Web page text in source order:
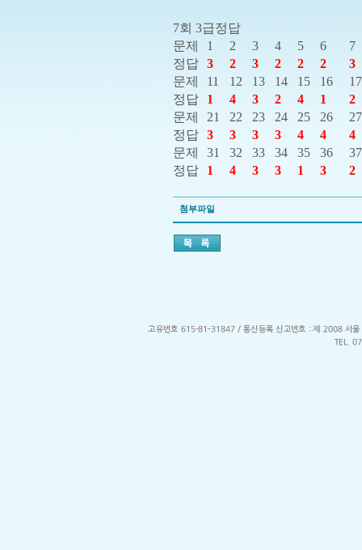
7회 3급정답
문제
1 2 3 4 5 6
7
정답 3 2 3 2 2 2
3
문제
11 12 13 14 15 16
17
정답
1 4 3 2 4 1
2
문제
21 22 23 24 25 26
27
정답 3 3 3 3 4 4
4
문제
31 32 33 34 35 36
37
정답
1 4 3 3 1 3 2
첨부파일